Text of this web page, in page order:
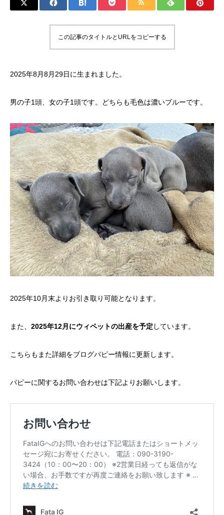
この記事のタイトルとURLをコピーする
2025年8月8月29日に生まれました。
男の子1頭、女の子1頭です。どちらも毛色は濃いブルーです。
2025年10月末よりお引き取り可能となります。
また、 2025年12月にウィペットの出産を予定 しています。
こちらもまた詳細をブログパピー情報に更新します。
パピーに関するお問い合わせは下記よりお願いします。